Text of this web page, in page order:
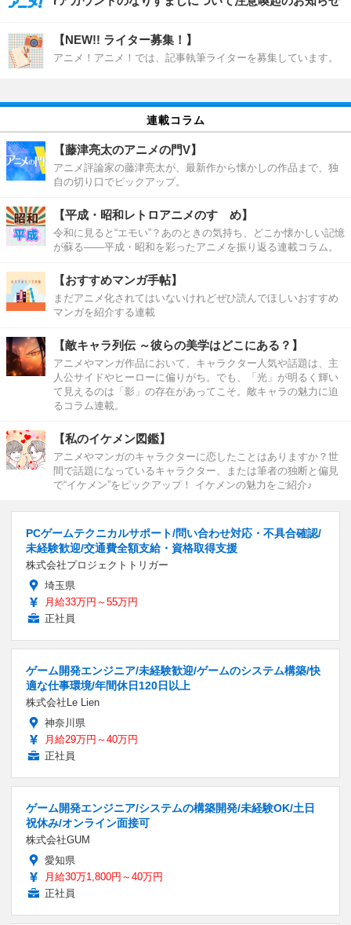
【NEW!! ライター募集！】
アニメ！アニメ！では、記事執筆ライターを募集しています。
連載コラム
【藤津亮太のアニメの門V】
アニメ評論家の藤津亮太が、最新作から懐かしの作品まで、独
自の切り口でピックアップ。
【平成・昭和レトロアニメのすゝめ】
令和に見ると“エモい”？あのときの気持ち、どこか懐かしい記憶
が蘇る――平成・昭和を彩ったアニメを振り返る連載コラム。
【おすすめマンガ手帖】
まだアニメ化されてはいないけれどぜひ読んでほしいおすすめ
マンガを紹介する連載
【敵キャラ列伝 ～彼らの美学はどこにある？】
アニメやマンガ作品において、キャラクター人気や話題は、主
人公サイドやヒーローに偏りがち。でも、「光」が明るく輝い
て見えるのは「影」の存在があってこそ。敵キャラの魅力に迫
るコラム連載。
【私のイケメン図鑑】
アニメやマンガのキャラクターに恋したことはありますか？世
間で話題になっているキャラクター、または筆者の独断と偏見
で“イケメン”をピックアップ！ イケメンの魅力をご紹介♪
PCゲームテクニカルサポート/問い合わせ対応・不具合確認/
未経験歓迎/交通費全額支給・資格取得支援
株式会社プロジェクトトリガー
埼玉県
月給33万円～55万円
正社員
ゲーム開発エンジニア/未経験歓迎/ゲームのシステム構築/快
適な仕事環境/年間休日120日以上
株式会社Le Lien
神奈川県
月給29万円～40万円
正社員
ゲーム開発エンジニア/システムの構築開発/未経験OK/土日
祝休み/オンライン面接可
株式会社GUM
愛知県
月給30万1,800円～40万円
正社員